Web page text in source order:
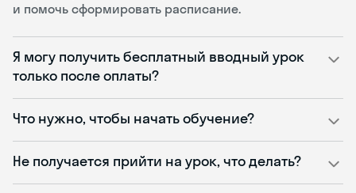
и помочь сформировать расписание.
Я могу получить бесплатный вводный урок
только после оплаты?
Что нужно, чтобы начать обучение?
Не получается прийти на урок, что делать?